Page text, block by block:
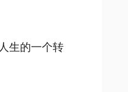
生的一个转